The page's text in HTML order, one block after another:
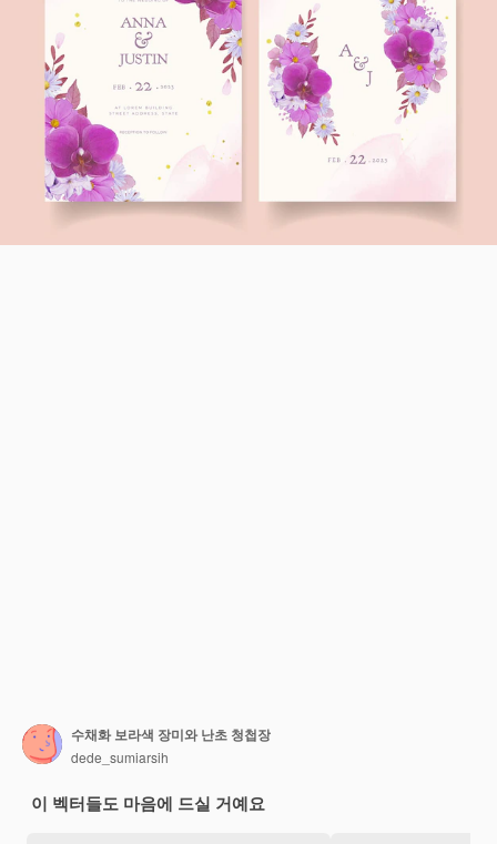
수채화 보라색 장미와 난초 청첩장
dede_sumiarsih
이 벡터들도 마음에 드실 거예요